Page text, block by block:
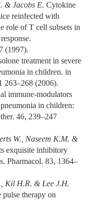
& Jacobs E. Cytokine
reinfected with
role of T cell subsets in
(1997).
treatment in severe
in children. in
263–268 (2006).
immune-modulators
in children:
46, 239–247
W., Naseem K.M. &
exquisite inhibitory
Pharmacol. 83, 1364–
Kil H.R. & Lee J.H.
therapy on